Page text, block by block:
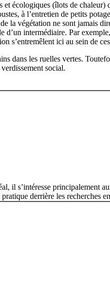
écologiques (îlots de chaleur)
à l’entretien de petits
la végétation ne sont jamais
d’un intermédiaire. Par
s’entremêlent ici au sein de
dans les ruelles vertes.
social.
il s’intéresse principalement
derrière les recherches